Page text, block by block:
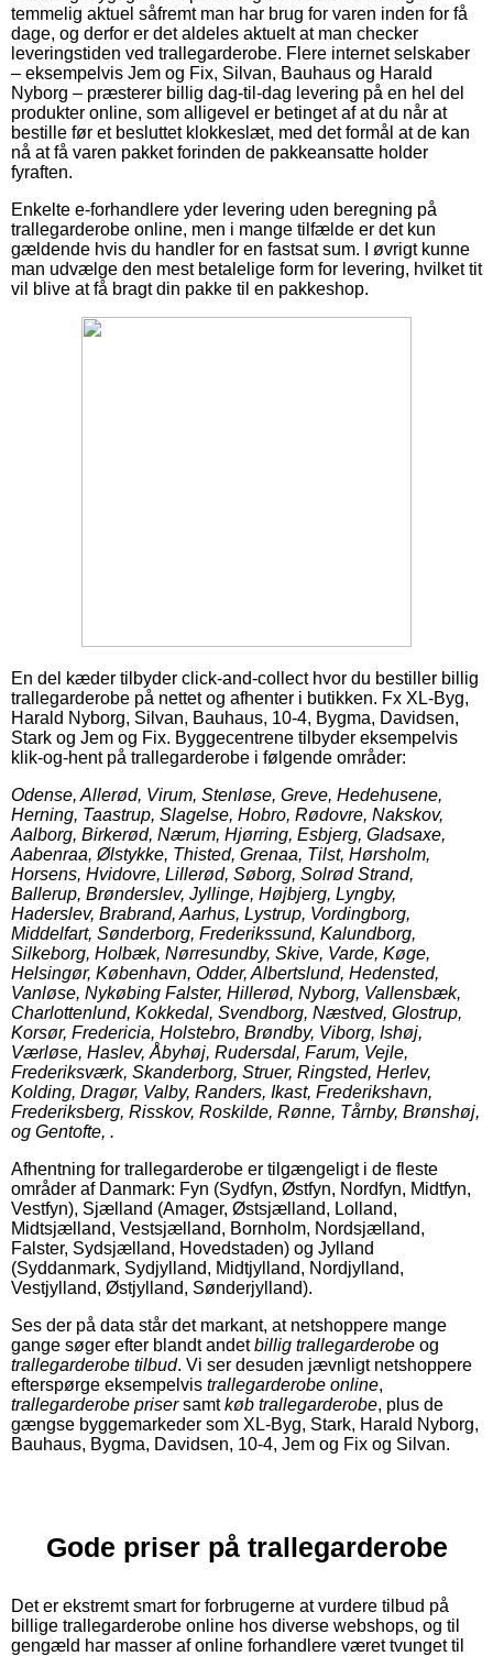
temmelig aktuel såfremt man har brug for varen inden for få
dage, og derfor er det aldeles aktuelt at man checker
leveringstiden ved trallegarderobe. Flere internet selskaber
– eksempelvis Jem og Fix, Silvan, Bauhaus og Harald
Nyborg – præsterer billig dag-til-dag levering på en hel del
produkter online, som alligevel er betinget af at du når at
bestille før et besluttet klokkeslæt, med det formål at de kan
nå at få varen pakket forinden de pakkeansatte holder
fyraften.
Enkelte e-forhandlere yder levering uden beregning på
trallegarderobe online, men i mange tilfælde er det kun
gældende hvis du handler for en fastsat sum. I øvrigt kunne
man udvælge den mest betalelige form for levering, hvilket tit
vil blive at få bragt din pakke til en pakkeshop.
En del kæder tilbyder click-and-collect hvor du bestiller billig
trallegarderobe på nettet og afhenter i butikken. Fx XL-Byg,
Harald Nyborg, Silvan, Bauhaus, 10-4, Bygma, Davidsen,
Stark og Jem og Fix. Byggecentrene tilbyder eksempelvis
klik-og-hent på trallegarderobe i følgende områder:
Odense, Allerød, Virum, Stenløse, Greve, Hedehusene,
Herning, Taastrup, Slagelse, Hobro, Rødovre, Nakskov,
Aalborg, Birkerød, Nærum, Hjørring, Esbjerg, Gladsaxe,
Aabenraa, Ølstykke, Thisted, Grenaa, Tilst, Hørsholm,
Horsens, Hvidovre, Lillerød, Søborg, Solrød Strand,
Ballerup, Brønderslev, Jyllinge, Højbjerg, Lyngby,
Haderslev, Brabrand, Aarhus, Lystrup, Vordingborg,
Middelfart, Sønderborg, Frederikssund, Kalundborg,
Silkeborg, Holbæk, Nørresundby, Skive, Varde, Køge,
Helsingør, København, Odder, Albertslund, Hedensted,
Vanløse, Nykøbing Falster, Hillerød, Nyborg, Vallensbæk,
Charlottenlund, Kokkedal, Svendborg, Næstved, Glostrup,
Korsør, Fredericia, Holstebro, Brøndby, Viborg, Ishøj,
Værløse, Haslev, Åbyhøj, Rudersdal, Farum, Vejle,
Frederiksværk, Skanderborg, Struer, Ringsted, Herlev,
Kolding, Dragør, Valby, Randers, Ikast, Frederikshavn,
Frederiksberg, Risskov, Roskilde, Rønne, Tårnby, Brønshøj,
og Gentofte, .
Afhentning for trallegarderobe er tilgængeligt i de fleste
områder af Danmark: Fyn (Sydfyn, Østfyn, Nordfyn, Midtfyn,
Vestfyn), Sjælland (Amager, Østsjælland, Lolland,
Midtsjælland, Vestsjælland, Bornholm, Nordsjælland,
Falster, Sydsjælland, Hovedstaden) og Jylland
(Syddanmark, Sydjylland, Midtjylland, Nordjylland,
Vestjylland, Østjylland, Sønderjylland).
Ses der på data står det markant, at netshoppere mange
gange søger efter blandt andetbillig trallegarderobe og
trallegarderobe tilbud. Vi ser desuden jævnligt netshoppere
efterspørge eksempelvis trallegarderobe online,
trallegarderobe prisersamtkøb trallegarderobe, plus de
gængse byggemarkeder som XL-Byg, Stark, Harald Nyborg,
Bauhaus, Bygma, Davidsen, 10-4, Jem og Fix og Silvan.
Gode priser på trallegarderobe
Det er ekstremt smart for forbrugerne at vurdere tilbud på
billige trallegarderobe online hos diverse webshops, og til
gengæld har masser af online forhandlere været tvunget til